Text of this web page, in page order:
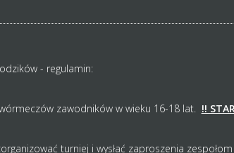
- regulamin:
zawodników w wieku 16-18 lat. !!
turniej i wysłać zaproszenia